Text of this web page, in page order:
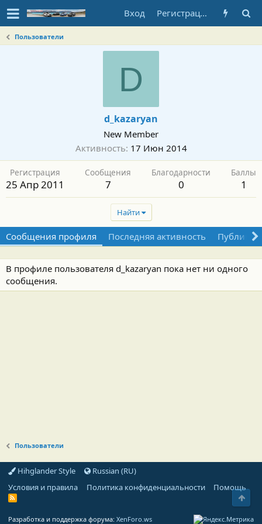
Вход Регистрация
Пользователи
D
d_kazaryan
New Member
Активность 17 Июн 2014
Регистрация
25 Апр 2011
Сообщения
7
Благодарности
0
Баллы
1
Найти
Сообщения профиля Последняя активность
В профиле пользователя d_kazaryan пока нет ни одного
сообщения.
Пользователи
Hihglander Style
Russian (RU)
Условия и правила
Политика конфиденциальности Помощь
R
Разработка и поддержка форума: XenForo.ws